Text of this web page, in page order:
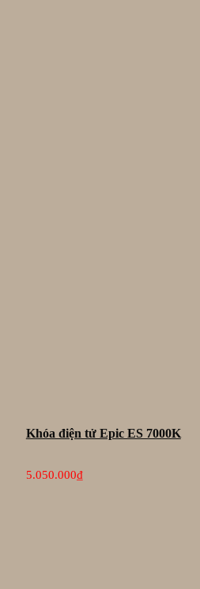
Khóa điện tử Epic ES 7000K
5.050.000₫